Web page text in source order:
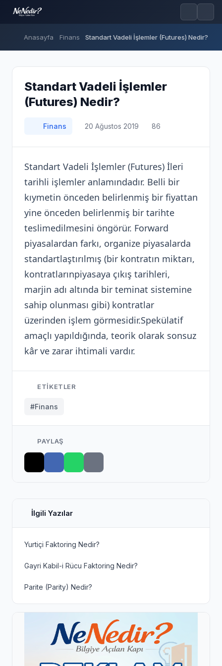
Anasayfa Finans Standart Vadeli İşlemler (Futures) Nedir?
Standart Vadeli İşlemler
(Futures) Nedir?
Finans 20 Ağustos 2019 86
Standart Vadeli İşlemler (Futures) İleri
tarihli işlemler anlamındadır. Belli bir
kıymetin önceden belirlenmiş bir fiyattan
yine önceden belirlenmiş bir tarihte
teslimedilmesini öngörür. Forward
piyasalardan farkı, organize piyasalarda
standartlaştırılmış (bir kontratın miktarı,
kontratlarınpiyasaya çıkış tarihleri,
marjin adı altında bir teminat sistemine
sahip olunması gibi) kontratlar
üzerinden işlem görmesidir.Spekülatif
amaçlı yapıldığında, teorik olarak sonsuz
kâr ve zarar ihtimali vardır.
ETIKETLER
#Finans
PAYLAŞ
İlgili Yazılar
Yurtiçi Faktoring Nedir?
Gayri Kabil-i Rücu Faktoring Nedir?
Parite (Parity) Nedir?